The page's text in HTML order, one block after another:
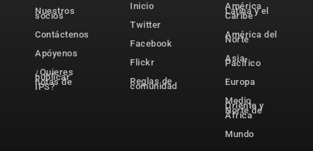
Nuestros
socios
Contáctenos
Apóyenos
¿Quieres
publicar
notas de
IPS?
Inicio
Twitter
Facebook
Flickr
Reglas de
comunidad
América
Latina y el
Caribe
América del
Norte
Asia-
Pacífico
Europa
Medio
Oriente y
Norte de
África
Mundo